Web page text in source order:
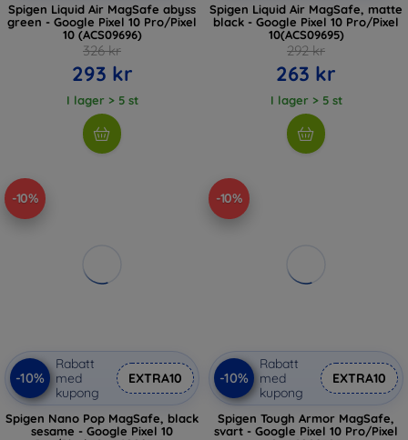
Spigen Liquid Air MagSafe abyss
green - Google Pixel 10 Pro/Pixel
10 (ACS09696)
326 kr
293 kr
I lager > 5 st
Spigen Liquid Air MagSafe, matte
black - Google Pixel 10 Pro/Pixel
10(ACS09695)
292 kr
263 kr
I lager > 5 st
-10%
-10%
Rabatt
med
kupong
EXTRA10
Spigen Nano Pop MagSafe, black
sesame - Google Pixel 10
-10%
-10%
Rabatt
med
kupong
EXTRA10
Spigen Tough Armor MagSafe,
svart - Google Pixel 10 Pro/Pixel